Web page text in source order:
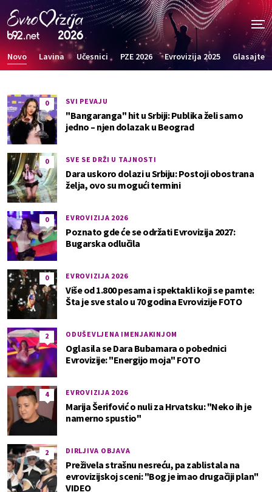
Novo Lavina Učesnici PZE 2026 Evrovizija 2025 Glasajte
0 SVI PEVAJU
"Bangaranga" hit u Srbiji: Publika želi samo
jedno – njen dolazak u Beograd
0 SVE SE DRŽI U TAJNOSTI
Dara uskoro dolazi u Srbiju: Postoji obostrana
želja, ovo su mogući termini
0 EVROVIZIJA 2026
Poznato gde će se održati Evrovizija 2027:
Bugarska odlučila
0 EVROVIZIJA 2026
Više od 1.800 pesama i spektakli koji se pamte:
Šta je sve stalo u 70 godina Evrovizije FOTO
2 ODUŠEVLJENA IMENJAKINJOM
Oglasila se Dara Bubamara o pobednici
Evrovizije: "Energijo moja" FOTO
4 EVROVIZIJA 2026
Marija Šerifović o nuli za Hrvatsku: "Neko ih je
namerno spustio"
2 DIRLJIVA OBJAVA
Preživela strašnu nesreću, pa zablistala na
evrovizijskoj sceni: "Bog je imao drugačiji plan"
VIDEO